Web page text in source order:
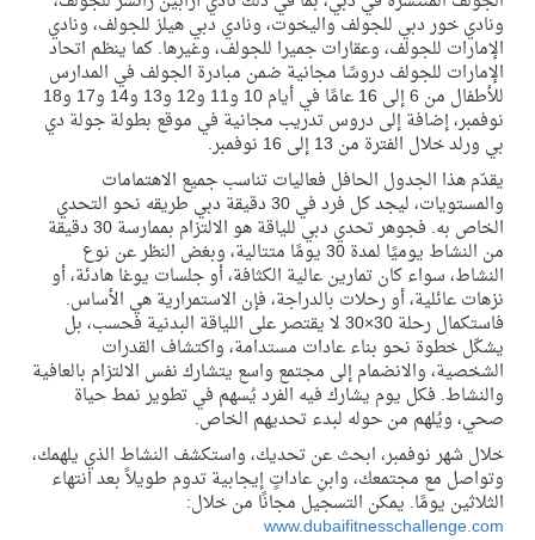
ونادي خور دبي للجولف واليخوت، ونادي دبي هيلز للجولف، ونادي
الإمارات للجولف، وعقارات جميرا للجولف، وغيرها. كما ينظم اتحاد
الإمارات للجولف دروسًا مجانية ضمن مبادرة الجولف في المدارس
للأطفال من 6 إلى 16 عامًا في أيام 10 و11 و12 و13 و14 و17 و18
نوفمبر، إضافة إلى دروس تدريب مجانية في موقع بطولة جولة دي
بي ورلد خلال الفترة من 13 إلى 16 نوفمبر.
يقدّم هذا الجدول الحافل فعاليات تناسب جميع الاهتمامات
والمستويات، ليجد كل فرد في 30 دقيقة دبي طريقه نحو التحدي
الخاص به. فجوهر تحدي دبي للياقة هو الالتزام بممارسة 30 دقيقة
من النشاط يوميًا لمدة 30 يومًا متتالية، وبغض النظر عن نوع
النشاط، سواء كان تمارين عالية الكثافة، أو جلسات يوغا هادئة، أو
نزهات عائلية، أو رحلات بالدراجة، فإن الاستمرارية هي الأساس.
فاستكمال رحلة 30×30 لا يقتصر على اللياقة البدنية فحسب، بل
يشكّل خطوة نحو بناء عادات مستدامة، واكتشاف القدرات
الشخصية، والانضمام إلى مجتمع واسع يتشارك نفس الالتزام بالعافية
والنشاط. فكل يوم يشارك فيه الفرد يُسهم في تطوير نمط حياة
صحي، ويُلهم من حوله لبدء تحديهم الخاص.
خلال شهر نوفمبر، ابحث عن تحديك، واستكشف النشاط الذي يلهمك،
وتواصل مع مجتمعك، وابنِ عاداتٍ إيجابية تدوم طويلاً بعد انتهاء
الثلاثين يومًا. يمكن التسجيل مجانًا من خلال:
www.dubaifitnesschallenge.com